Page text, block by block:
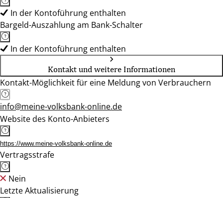
In der Kontoführung enthalten
Bargeld-Auszahlung am Bank-Schalter
In der Kontoführung enthalten
Kontakt und weitere Informationen
Kontakt-Möglichkeit für eine Meldung von Verbrauchern
info@meine-volksbank-online.de
Website des Konto-Anbieters
https://www.meine-volksbank-online.de
Vertragsstrafe
Nein
Letzte Aktualisierung